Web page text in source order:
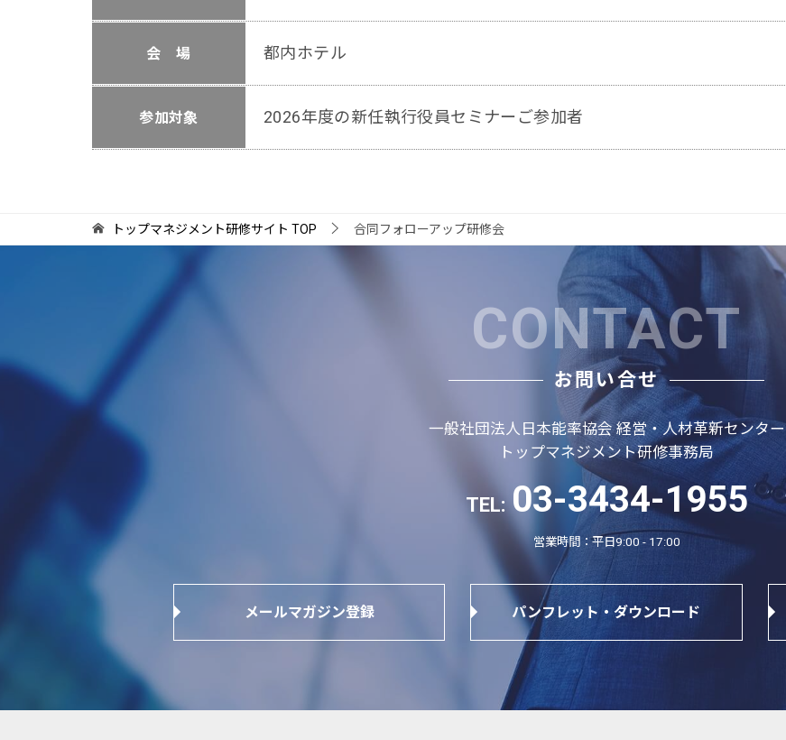
会 場 都内ホテル
参加対象 2026年度の新任執行役員セミナーご参加者
トップマネジメント研修サイト TOP 合同フォローアップ研修会
CONTACT
お問い合せ
一般社団法人日本能率協会 経営・人材革新センター
トップマネジメント研修事務局
TEL: 03-3434-1955
営業時間：平日9:00 - 17:00
メールマガジン登録 パンフレット・ダウンロード